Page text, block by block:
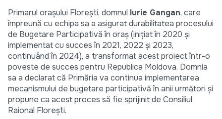
Primarul orașului Florești, domnul Iurie Gangan, care
împreună cu echipa sa a asigurat durabilitatea procesului
de Bugetare Participativă în oraș (inițiat în 2020 și
implementat cu succes în 2021, 2022 și 2023,
continuând în 2024), a transformat acest proiect într-o
poveste de succes pentru Republica Moldova. Domnia
sa a declarat că Primăria va continua implementarea
mecanismului de bugetare participativă în anii următori și
propune ca acest proces să fie sprijinit de Consiliul
Raional Florești.